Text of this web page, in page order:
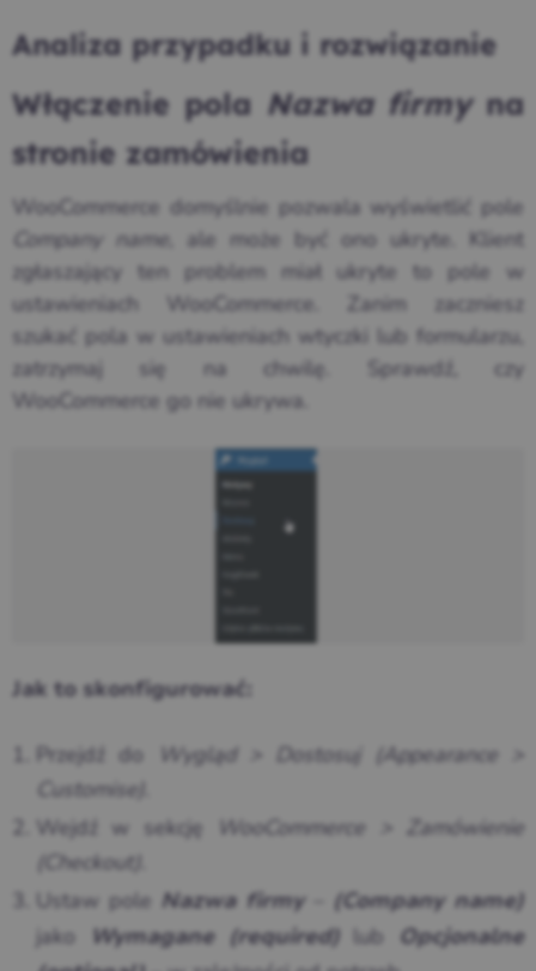
Analiza przypadku i rozwiązanie
Włączenie pola Nazwa firmyna
stronie zamówienia
WooCommerce domyślnie pozwala wyświetlić pole
Company name , ale może być ono ukryte. Klient
zgłaszający ten problem miał ukryte to pole w
ustawieniach WooCommerce. Zanim zaczniesz
szukać pola w ustawieniach wtyczki lub formularzu,
zatrzymaj się na chwilę. Sprawdź, czy
WooCommerce go nie ukrywa.
Jak to skonfigurować:
Przejdź do
Wygląd > Dostosuj (Appearance >
Customise)
Wejdź w sekcję
WooCommerce > Zamówienie
(Checkout)
Ustaw pole
Nazwa firmy– (Company name)
jako Wymagane (required) lub
Opcjonalne